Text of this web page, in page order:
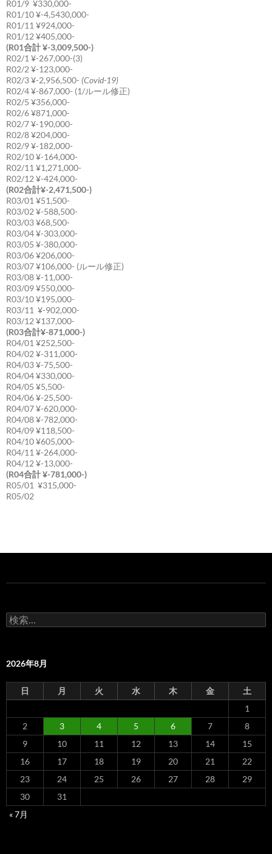
R01/9 ¥330,000-
R01/10 ¥-4,5430,000-
R01/11 ¥924,000-
R01/12 ¥405,000-
(R01合計 ¥-3,009,500-)
R02/1 ¥-267,000-(3)
R02/2 ¥-123,000-
R02/3 ¥-2,956,500- (Covid-19)
R02/4 ¥-867,000- (1/ルール修正)
R02/5 ¥356,000-
R02/6 ¥871,000-
R02/7 ¥-190,000-
R02/8 ¥204,000-
R02/9 ¥-182,000-
R02/10 ¥-164,000-
R02/11 ¥1,271,000-
R02/12 ¥-424,000-
(R02合計¥-2,471,500-)
R03/01 ¥51,500-
R03/02 ¥-588,500-
R03/03 ¥68,500-
R03/04 ¥-303,000-
R03/05 ¥-380,000-
R03/06 ¥206,000-
R03/07 ¥106,000- (ルール修正)
R03/08 ¥-11,000-
R03/09 ¥550,000-
R03/10 ¥195,000-
R03/11 ¥-902,000-
R03/12 ¥137,000-
(R03合計¥-871,000-)
R04/01 ¥252,500-
R04/02 ¥-311,000-
R04/03 ¥-75,500-
R04/04 ¥330,000-
R04/05 ¥5,500-
R04/06 ¥-25,500-
R04/07 ¥-620,000-
R04/08 ¥-782,000-
R04/09 ¥118,500-
R04/10 ¥605,000-
R04/11 ¥-264,000-
R04/12 ¥-13,000-
(R04合計 ¥-781,000-)
R05/01 ¥315,000-
R05/02
検
索:
2026年8月
日 月 火 水 木 金
土
1
2
3 4 5 6 7
8
9
10 11 12 13 14
15
16
17 18 19 20 21
22
23
24 25 26 27 28
29
30
31
« 7月